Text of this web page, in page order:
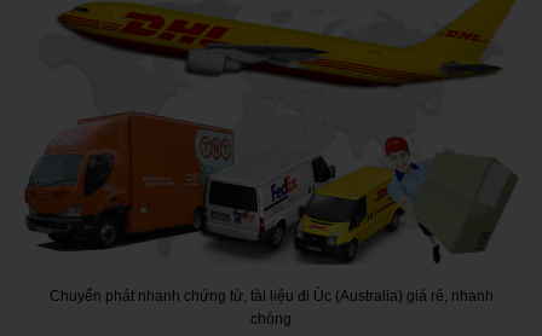
Chuyển phát nhanh chứng từ, tài liệu đi Úc (Australia) giá rẻ, nhanh
chóng